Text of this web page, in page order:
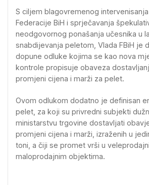
S ciljem blagovremenog
Federacije BiH i sprječavanja
neodgovornog ponašanja učesnika u
snabdijevanja peletom, Vlada FBiH je
dopune odluke kojima se kao nova
kontrole propisuje obaveza
promjeni cijena i marži za pelet.
Ovom odlukom dodatno je definisan
pelet, za koji su privredni subjekti
ministarstvu trgovine dostavljati
promjeni cijena i marži, izraženih u
toni, a čiji se promet vrši u
maloprodajnim objektima.